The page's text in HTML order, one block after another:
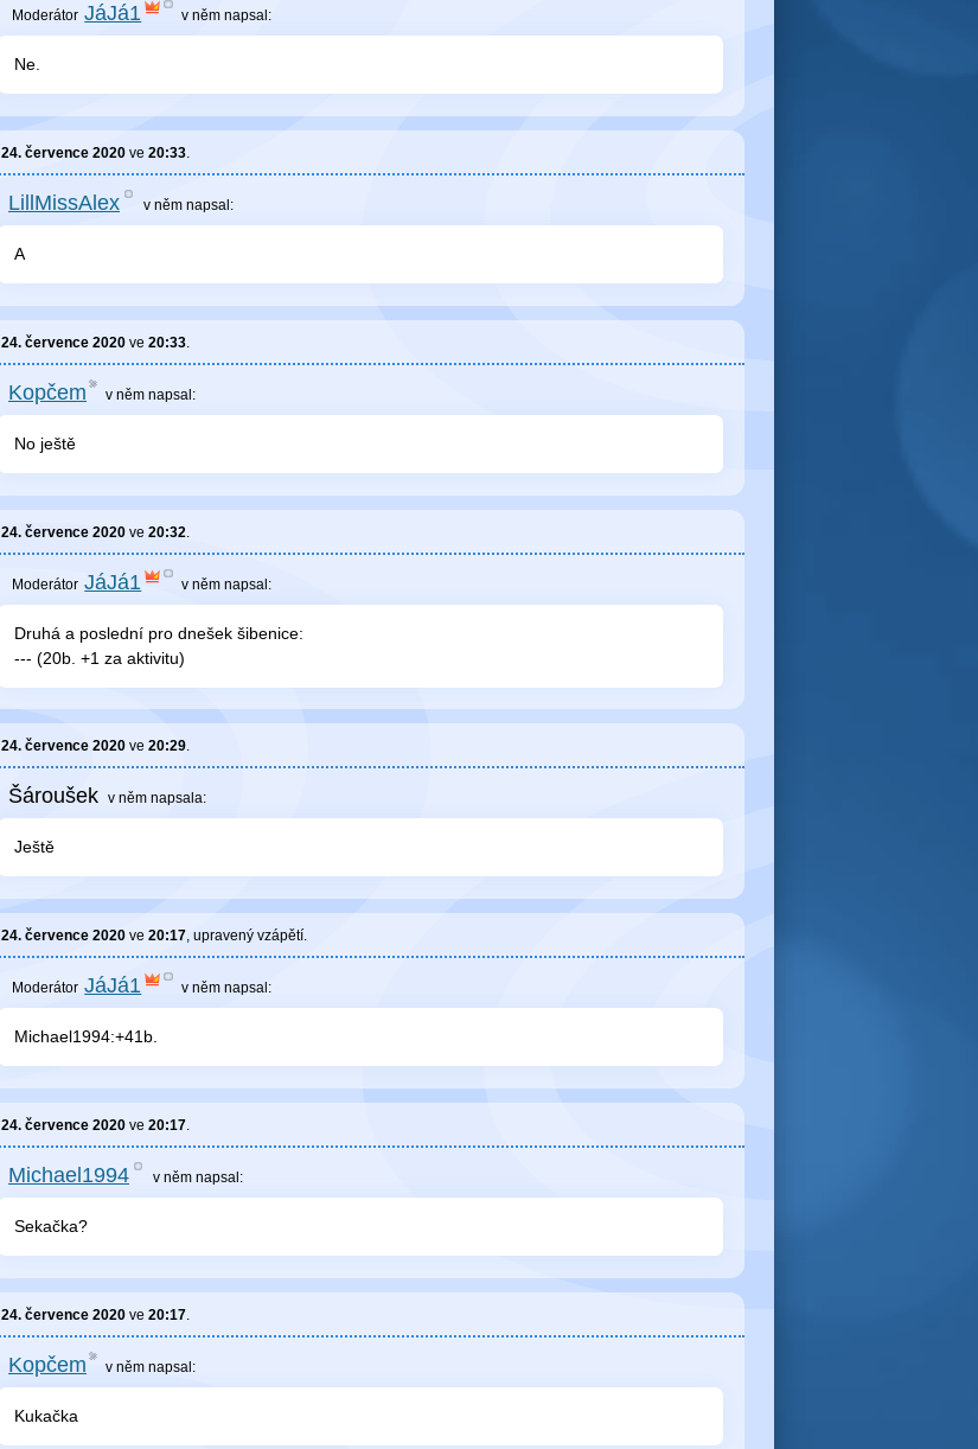
JáJá1 v něm napsal:
Ne.
24. července 2020 ve 20:33.
LillMissAlex v němnapsal:
A
24. července 2020 ve 20:33.
Kopčem v něm napsal:
No ještě
24. července 2020 ve 20:32.
JáJá1 v něm napsal:
Druhá a poslední pro dnešek šibenice:
--- (20b. +1 za aktivitu)
24. července 2020 ve 20:29.
Šároušek v něm napsala:
Ještě
24. července 2020 ve 20:17, upravený vzápětí.
JáJá1 v něm napsal:
Michael1994:+41b.
24. července 2020 ve 20:17.
Michael1994 v němnapsal:
Sekačka?
24. července 2020 ve 20:17.
Kopčem v něm napsal:
Kukačka